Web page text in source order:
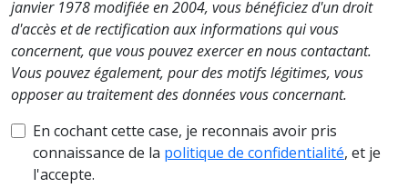
janvier 1978 modifiée en 2004, vous bénéficiez d'un droit
d'accès et de rectification aux informations qui vous
concernent, que vous pouvez exercer en nous contactant.
Vous pouvez également, pour des motifs légitimes, vous
opposer au traitement des données vous concernant.
En cochant cette case, je reconnais avoir pris
connaissance de la politique de confidentialité, et je
l'accepte.